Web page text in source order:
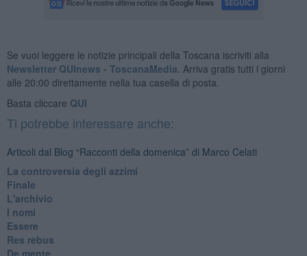
Se vuoi leggere le notizie principali della Toscana iscriviti alla
Newsletter QUInews - ToscanaMedia. Arriva gratis tutti i giorni
alle 20:00 direttamente nella tua casella di posta.
Basta cliccare QUI
Ti potrebbe interessare anche:
Articoli dal Blog “Racconti della domenica” di Marco Celati
La controversia degli azzimi
Finale
L'archivio
I nomi
Essere
Res rebus
De mente